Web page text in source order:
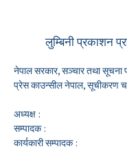
लुम्बिनी प्रकाशन
नेपाल सरकार, सञ्चार तथा सूचना
प्रेस काउन्सील नेपाल, सूचीकरण
अध्यक्ष :
सम्पादक :
कार्यकारी सम्पादक :